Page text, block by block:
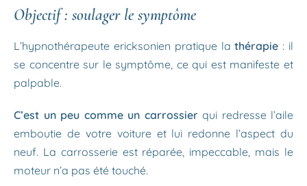
Objectif : soulager le symptôme
L’hypnothérapeute ericksonien pratique lathérapie : il
se concentre sur le symptôme, ce qui est manifeste et
palpable.
C’est un peu comme un carrossierqui redresse l’aile
emboutie de votre voiture et lui redonne l’aspect du
neuf. La carrosserie est réparée, impeccable, mais le
moteur n’a pas été touché.